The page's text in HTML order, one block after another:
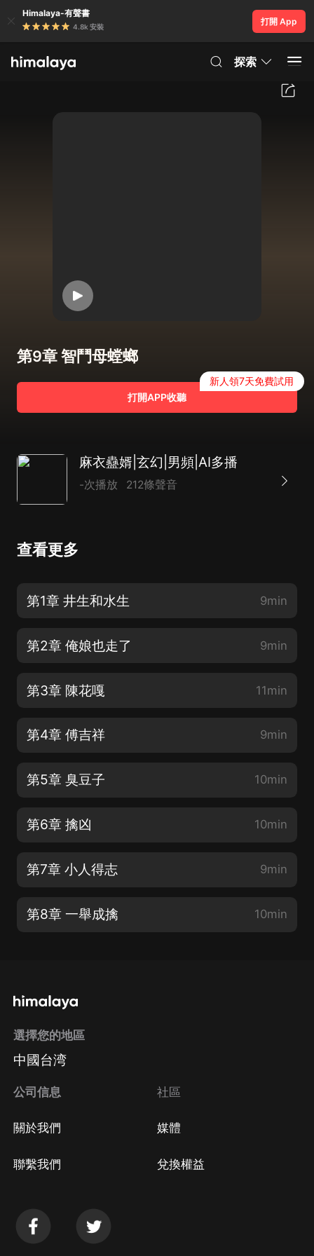
Himalaya-有聲書
4.8k 安裝
打開 App
探索
第9章 智鬥母螳螂
打開APP收聽
新人領7天免費試用
麻衣蠱婿|玄幻|男頻|AI多播
-次播放 212條聲音
查看更多
第1章 井生和水生 9min
第2章 俺娘也走了 9min
第3章 陳花嘎 11min
第4章 傅吉祥 9min
第5章 臭豆子 10min
第6章 擒凶 10min
第7章 小人得志 9min
第8章 一舉成擒 10min
選擇您的地區
中國台湾
公司信息
關於我們
聯繫我們
社區
媒體
兌換權益